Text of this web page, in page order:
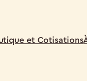
et Cotisations